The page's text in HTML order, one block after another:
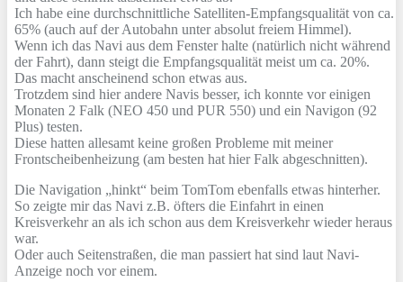
Ich habe eine durchschnittliche Satelliten-Empfangsqualität von ca.
65% (auch auf der Autobahn unter absolut freiem Himmel).
Wenn ich das Navi aus dem Fenster halte (natürlich nicht während
der Fahrt), dann steigt die Empfangsqualität meist um ca. 20%.
Das macht anscheinend schon etwas aus.
Trotzdem sind hier andere Navis besser, ich konnte vor einigen
Monaten 2 Falk (NEO 450 und PUR 550) und ein Navigon (92
Plus) testen.
Diese hatten allesamt keine großen Probleme mit meiner
Frontscheibenheizung (am besten hat hier Falk abgeschnitten).
Die Navigation „hinkt“ beim TomTom ebenfalls etwas hinterher.
So zeigte mir das Navi z.B. öfters die Einfahrt in einen
Kreisverkehr an als ich schon aus dem Kreisverkehr wieder heraus
war.
Oder auch Seitenstraßen, die man passiert hat sind laut Navi-
Anzeige noch vor einem.